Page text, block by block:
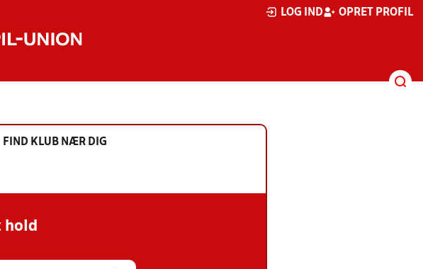
LOG IND OPRET PROFIL
FIND KLUB NÆR DIG
hold